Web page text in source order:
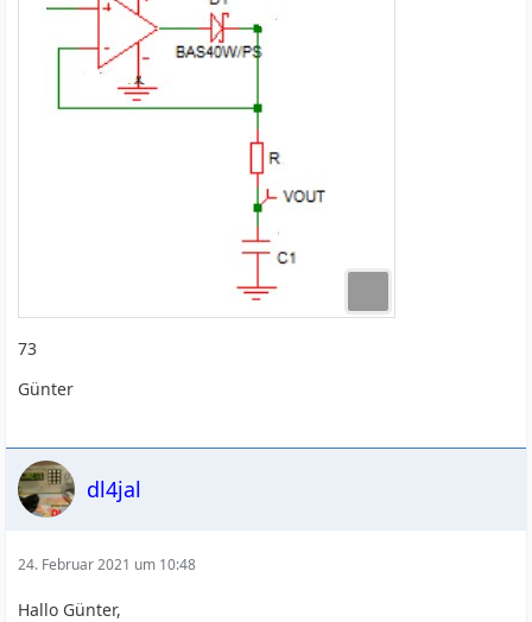
73
Günter
dl4jal
24. Februar 2021 um 10:48
Hallo Günter,